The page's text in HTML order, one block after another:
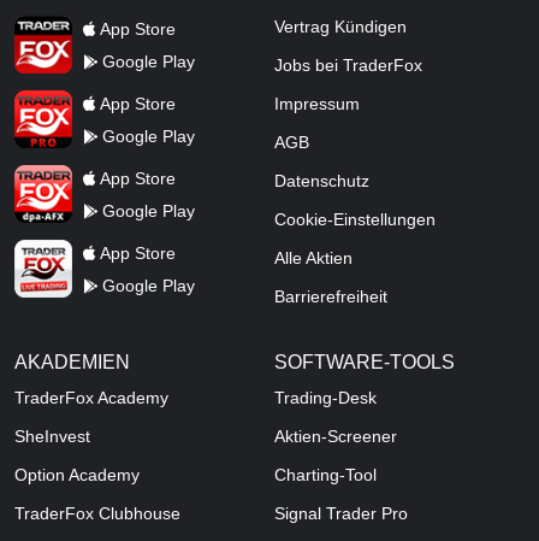
TraderFox AppApp Store
Google Play
TraderFox ProApp Store
Google Play
TraderFox dpa-AFX ProFeed
App Store
Google Play
TraderFox Live Trading
App Store
Google Play
Vertrag Kündigen
Jobs bei TraderFox
Impressum
AGB
Datenschutz
Cookie-Einstellungen
Alle Aktien
Barrierefreiheit
AKADEMIEN
TraderFox Academy
SheInvest
Option Academy
TraderFox Clubhouse
SOFTWARE-TOOLS
Trading-Desk
Aktien-Screener
Charting-Tool
Signal Trader Pro